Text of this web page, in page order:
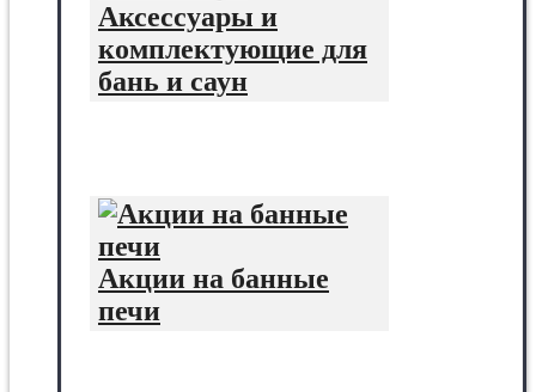
Аксессуары и
комплектующие для
бань и саун
Акции на банные
печи